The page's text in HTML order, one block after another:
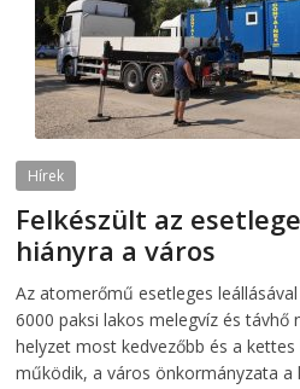
Hírek
Felkészült az
hiányra a város
Az atomerőmű esetleges
6000 paksi lakos melegvíz és távhő
helyzet most kedvezőbb és a
működik, a város önkormányzata a